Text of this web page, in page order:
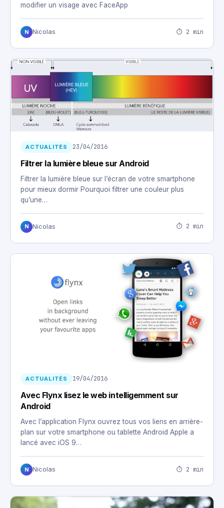
modifier un visage avec FaceApp
N Nicolas ⏱ 2 min
ACTUALITÉS 23/04/2016
Filtrer la lumière bleue sur Android
Filtrer la lumière bleue sur l’écran de votre smartphone
pour mieux dormir Pourquoi filtrer une couleur plus
qu’une…
N Nicolas ⏱ 2 min
ACTUALITÉS 19/04/2016
Avec Flynx lisez le web intelligemment sur
Android
Avec l’application Flynx ouvrez tous vos liens en arrière-
plan sur votre smartphone ou tablette Android Apple a
lancé avec iOS 9…
N Nicolas ⏱ 2 min